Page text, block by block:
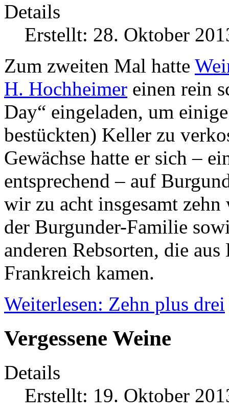
Details
Erstellt: 28. Oktober
Zum zweiten Mal hatte
H. Hochheimer einen rein
Day“ eingeladen, um
bestückten) Keller zu
Gewächse hatte er sich –
entsprechend – auf
wir zu acht insgesamt zehn
der Burgunder-Familie
anderen Rebsorten, die
Frankreich kamen.
Weiterlesen: Zehn plus drei
Vergessene Weine
Details
Erstellt: 19. Oktober